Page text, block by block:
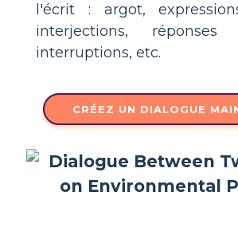
l'écrit : argot,
interjections, réponses
interruptions, etc.
CRÉEZ UN DIALOGUE